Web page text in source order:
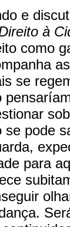
e
à
como
se
se pode
para